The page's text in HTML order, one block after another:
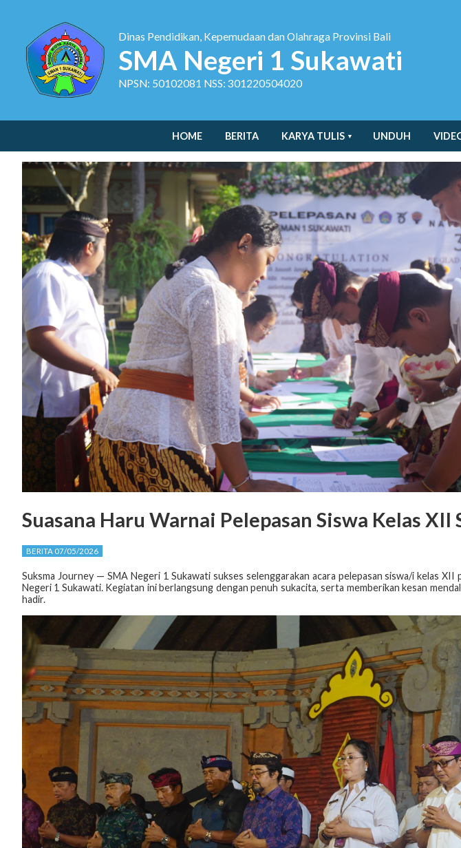
Dinas Pendidikan, Kepemudaan dan Olahraga Provinsi Bali
SMA Negeri 1 Sukawati
NPSN: 50102081 NSS: 301220504020
HOME BERITA KARYA TULIS UNDUH
Suasana Haru Warnai Pelepasan Siswa Kelas
BERITA 07/05/2026
Suksma Journey — SMA Negeri 1 Sukawati sukses selenggarakan acara pelepasan siswa/i kelas XII
Negeri 1 Sukawati. Kegiatan ini berlangsung dengan penuh sukacita, serta memberikan kesan
hadir.